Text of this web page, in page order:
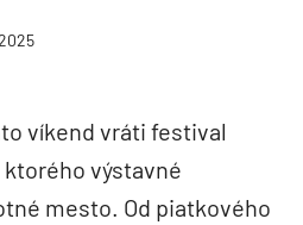
víkend vráti festival
výstavné
mesto. Od piatkového